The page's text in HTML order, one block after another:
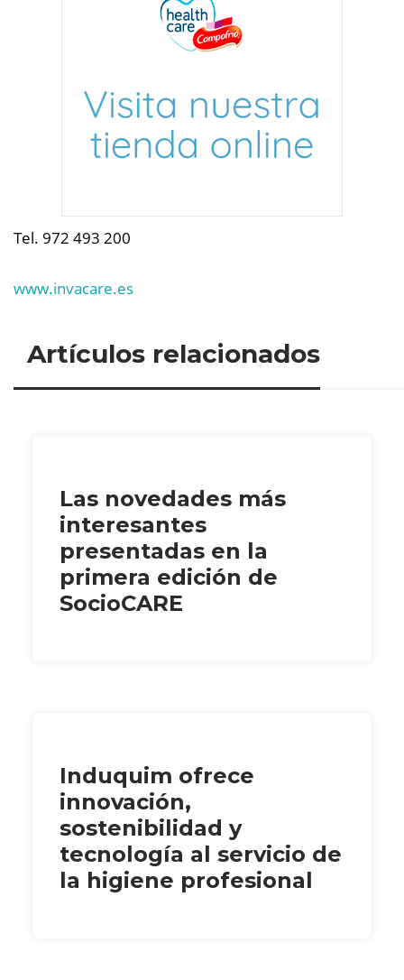
Tel. 972 493 200
www.invacare.es
Artículos relacionados
Las novedades más
interesantes
presentadas en la
primera edición de
SocioCARE
Induquim ofrece
innovación,
sostenibilidad y
tecnología al servicio de
la higiene profesional